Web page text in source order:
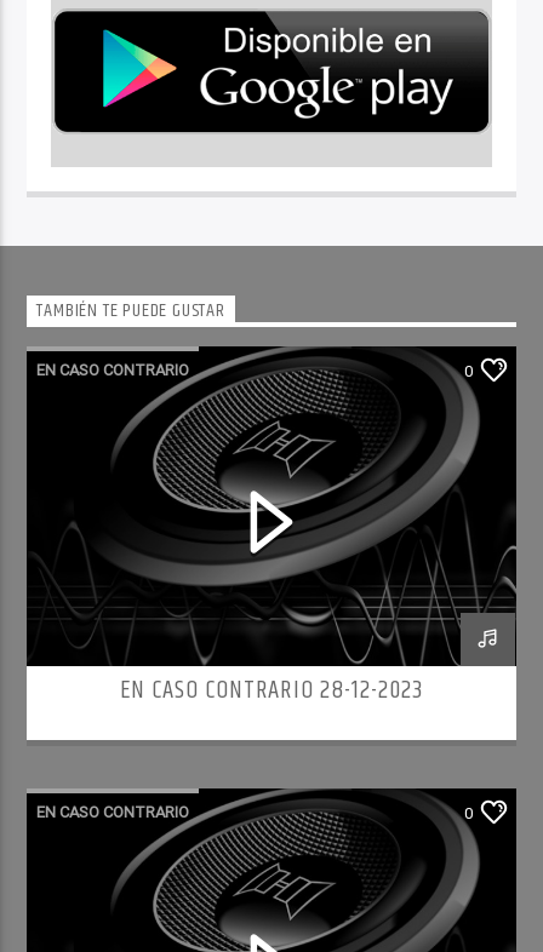
TAMBIÉN TE PUEDE GUSTAR
EN CASO CONTRARIO 0
EN CASO CONTRARIO 28-12-2023
EN CASO CONTRARIO 0